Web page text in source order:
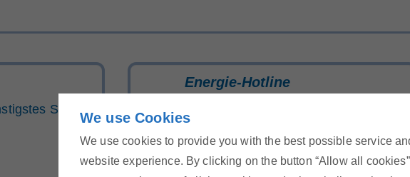
We use Cookies
We use cookies to provide you with the best possible service
website experience. By clicking on the button “Allow all
Strom-
Energie-Hotline
Kontaktformular